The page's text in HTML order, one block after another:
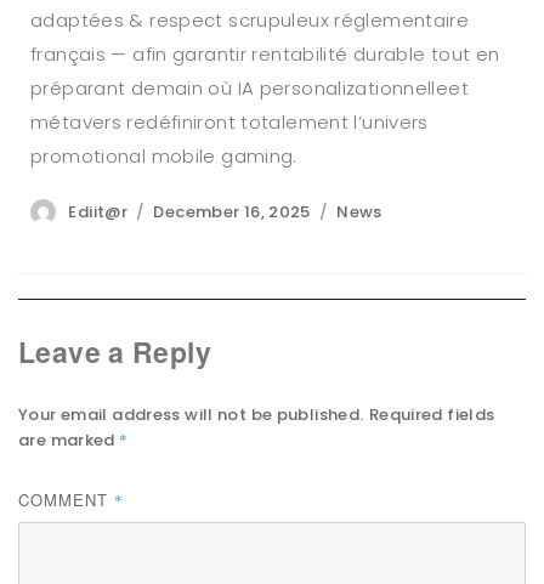
adaptées & respect scrupuleux réglementaire
français — afin garantir rentabilité durable tout en
préparant demain où IA personalizationnelle​et
métavers redéfiniront totalement l’univers
promotional mobile gaming.​
Author
Ediit@r
Posted
December 16, 2025 Categories
News
Leave a Reply
Your email address will not be published. Required fields
are marked *
COMMENT *